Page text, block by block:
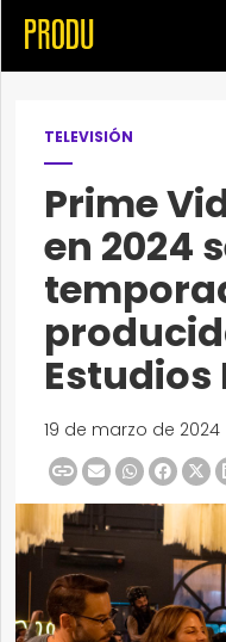
TELEVISIÓN
Prime
en 2024
Estudios
19 de marzo de 2024